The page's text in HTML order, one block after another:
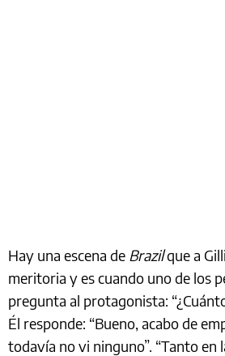
Hay una escena de Brazilque a
meritoria y es cuando uno de los
pregunta al protagonista:
Él responde: “Bueno, acabo de
todavía no vi ninguno”. “Tanto en